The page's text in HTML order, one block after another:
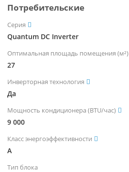
Потребительские
Серия
Quantum DC Inverter
Оптимальная площадь помещения (м²)
27
Инверторная технология
Да
Мощность кондиционера (BTU/час)
9 000
Класс энергоэффективности
A
Тип блока